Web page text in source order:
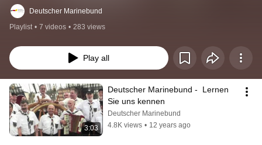
Deutscher Marinebund
Playlist • 7 videos • 283 views
Play all
3:03
Deutscher Marinebund -  Lernen
Sie uns kennen
Deutscher Marinebund
4.8K views • 12 years ago